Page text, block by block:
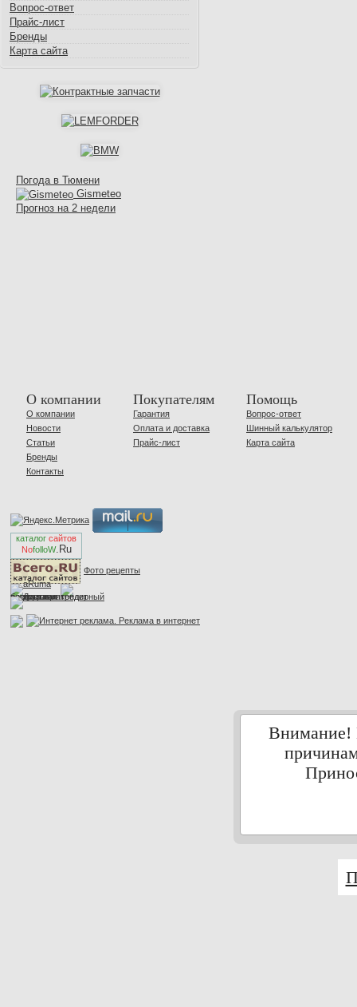
Внимание!
Вопрос-ответ
Прайс-лист
Бренды
Карта сайта
Погода в Тюмени
Gismeteo
Прогноз на 2 недели
О компании
О компании
Новости
Статьи
Бренды
Контакты
Покупателям
Гарантия
Оплата и доставка
Прайс-лист
Помощь
Вопрос-ответ
Шинный калькулятор
Карта сайта
каталог сайтов
NofolloW.Ru
Фото рецепты